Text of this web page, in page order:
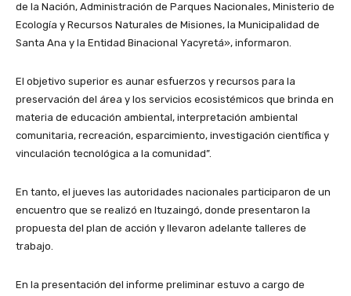
de la Nación, Administración de Parques Nacionales, Ministerio de
Ecología y Recursos Naturales de Misiones, la Municipalidad de
Santa Ana y la Entidad Binacional Yacyretá», informaron.
El objetivo superior es aunar esfuerzos y recursos para la
preservación del área y los servicios ecosistémicos que brinda en
materia de educación ambiental, interpretación ambiental
comunitaria, recreación, esparcimiento, investigación científica y
vinculación tecnológica a la comunidad”.
En tanto, el jueves las autoridades nacionales participaron de un
encuentro que se realizó en Ituzaingó, donde presentaron la
propuesta del plan de acción y llevaron adelante talleres de
trabajo.
En la presentación del informe preliminar estuvo a cargo de